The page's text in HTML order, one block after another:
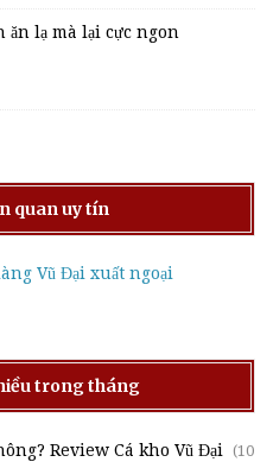
lạ mà lại cực ngon
quan uy tín
Vũ Đại xuất ngoại
trong tháng
Review Cá kho Vũ Đại (10